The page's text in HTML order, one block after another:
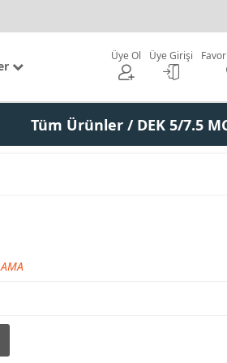
Üye Ol Üye Girişi
Tüm Ürünler / DEK 5/7.5